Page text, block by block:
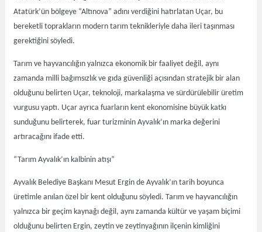
Atatürk’ün bölgeye “Altınova” adını verdiğini hatırlatan Uçar, bu
bereketli toprakların modern tarım teknikleriyle daha ileri taşınması
gerektiğini söyledi.
Tarım ve hayvancılığın yalnızca ekonomik bir faaliyet değil, aynı
zamanda milli bağımsızlık ve gıda güvenliği açısından stratejik bir alan
olduğunu belirten Uçar, teknoloji, markalaşma ve sürdürülebilir üretim
vurgusu yaptı. Uçar ayrıca fuarların kent ekonomisine büyük katkı
sunduğunu belirterek, fuar turizminin Ayvalık’ın marka değerini
artıracağını ifade etti.
“Tarım Ayvalık’ın kalbinin atışı”
Ayvalık Belediye Başkanı Mesut Ergin de Ayvalık’ın tarih boyunca
üretimle anılan özel bir kent olduğunu söyledi. Tarım ve hayvancılığın
yalnızca bir geçim kaynağı değil, aynı zamanda kültür ve yaşam biçimi
olduğunu belirten Ergin, zeytin ve zeytinyağının ilçenin kimliğini